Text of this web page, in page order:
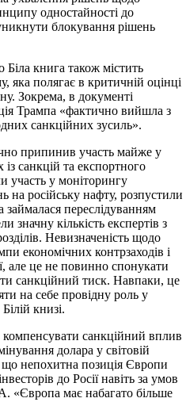
одностайності до
блокування рішень
книга також містить
яка полягає в критичній оцінці
Зокрема, в документі
Трампа «фактично вийшла з
санкційних зусиль».
припинив участь майже у
санкцій та експортного
у моніторингу
на російську нафту, розпустили
займалася переслідуванням
значну кількість експертів з
Невизначеність щодо
економічних контрзаходів і
але це не повинно спонукати
санкційний тиск. Навпаки, це
на себе провідну роль у
книзі.
санкційний вплив
долара у світовій
що непохитна позиція Європи
до Росії навіть за умов
«Європа має набагато більше